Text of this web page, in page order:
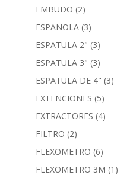
EMBUDO (2)
ESPAÑOLA (3)
ESPATULA 2" (3)
ESPATULA 3" (3)
ESPATULA DE 4" (3)
EXTENCIONES (5)
EXTRACTORES (4)
FILTRO (2)
FLEXOMETRO (6)
FLEXOMETRO 3M (1)